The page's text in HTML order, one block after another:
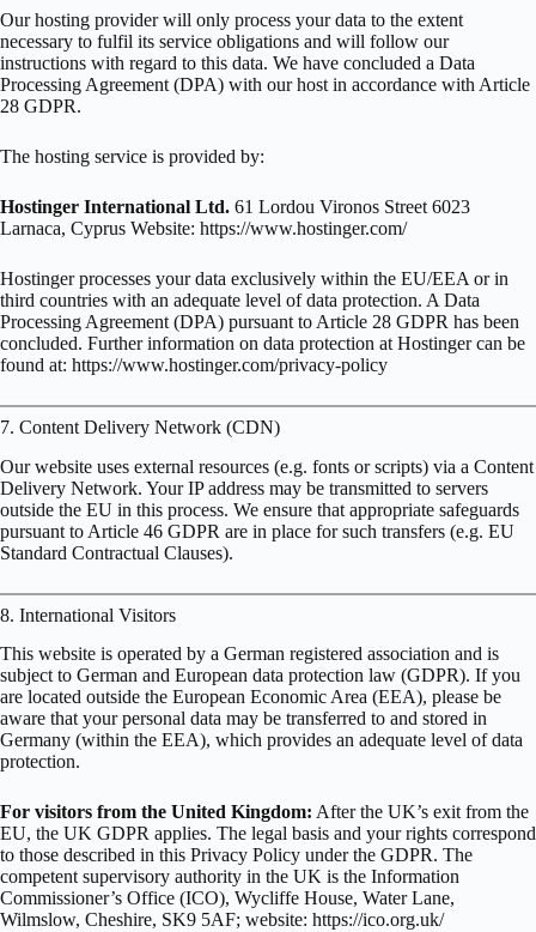
Our hosting provider will only process your data to the extent
necessary to fulfil its service obligations and will follow our
instructions with regard to this data. We have concluded a Data
Processing Agreement (DPA) with our host in accordance with Article
28 GDPR.
The hosting service is provided by:
Hostinger International Ltd. 61 Lordou Vironos Street 6023
Larnaca, Cyprus Website: https://www.hostinger.com/
Hostinger processes your data exclusively within the EU/EEA or in
third countries with an adequate level of data protection. A Data
Processing Agreement (DPA) pursuant to Article 28 GDPR has been
concluded. Further information on data protection at Hostinger can be
found at: https://www.hostinger.com/privacy-policy
7. Content Delivery Network (CDN)
Our website uses external resources (e.g. fonts or scripts) via a Content
Delivery Network. Your IP address may be transmitted to servers
outside the EU in this process. We ensure that appropriate safeguards
pursuant to Article 46 GDPR are in place for such transfers (e.g. EU
Standard Contractual Clauses).
8. International Visitors
This website is operated by a German registered association and is
subject to German and European data protection law (GDPR). If you
are located outside the European Economic Area (EEA), please be
aware that your personal data may be transferred to and stored in
Germany (within the EEA), which provides an adequate level of data
protection.
For visitors from the United Kingdom: After the UK’s exit from the
EU, the UK GDPR applies. The legal basis and your rights correspond
to those described in this Privacy Policy under the GDPR. The
competent supervisory authority in the UK is the Information
Commissioner’s Office (ICO), Wycliffe House, Water Lane,
Wilmslow, Cheshire, SK9 5AF; website: https://ico.org.uk/